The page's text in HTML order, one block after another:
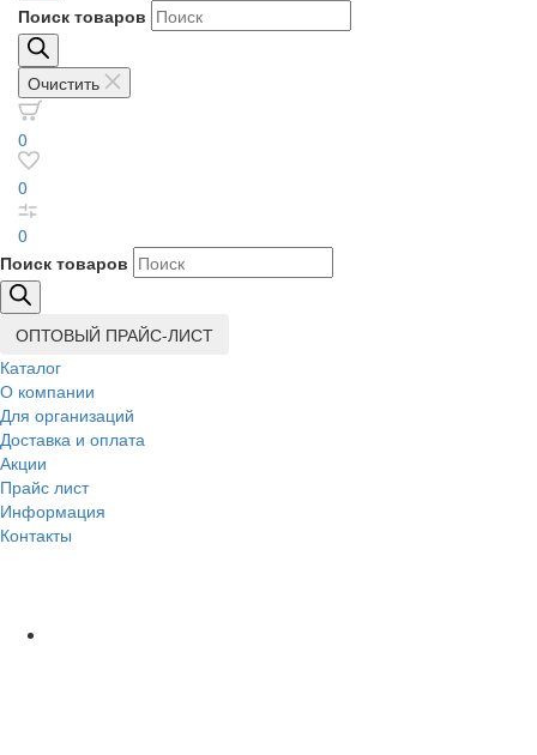
Поиск товаров
Очистить
0
0
0
Поиск товаров
ОПТОВЫЙ ПРАЙС-ЛИСТ
Каталог
О компании
Для организаций
Доставка и оплата
Акции
Прайс лист
Информация
Контакты